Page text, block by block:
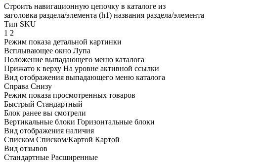
Строить навигационную цепочку в каталоге из
заголовка раздела/элемента (h1) названия раздела/элемента
Тип SKU
1 2
Режим показа детальной картинки
Всплывающее окно Лупа
Положение выпадающего меню каталога
Прижато к верху На уровне активной ссылки
Вид отображения выпадающего меню каталога
Справа Снизу
Режим показа просмотренных товаров
Быстрый Стандартный
Блок ранее вы смотрели
Вертикальные блоки Горизонтальные блоки
Вид отображения наличия
Списком Списком/Картой Картой
Вид отзывов
Стандартные Расширенные